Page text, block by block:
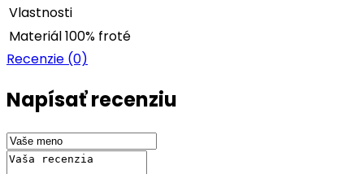
Vlastnosti
Materiál100% froté
Recenzie (0)
Napísať recenziu